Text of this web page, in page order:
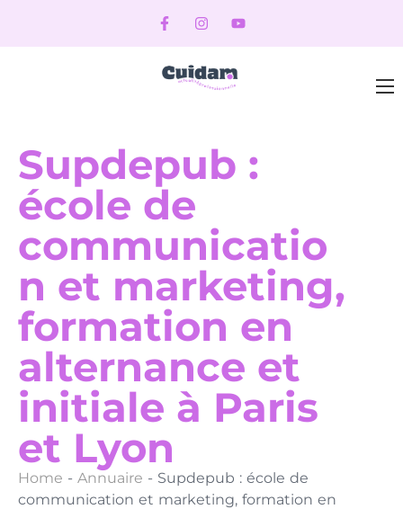
Supdepub :
école de
communicatio
n et marketing,
formation en
alternance et
initiale à Paris
et Lyon
Home - Annuaire - Supdepub : école de
communication et marketing, formation en